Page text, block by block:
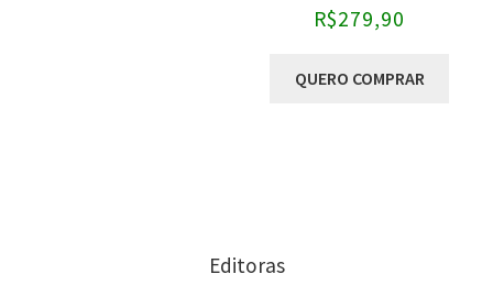
R$279,90
QUERO COMPRAR
Editoras